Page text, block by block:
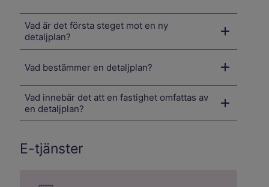
Vad är det första steget mot en ny
detaljplan?
Vad bestämmer en detaljplan?
Vad innebär det att en fastighet omfattas av
en detaljplan?
E-tjänster